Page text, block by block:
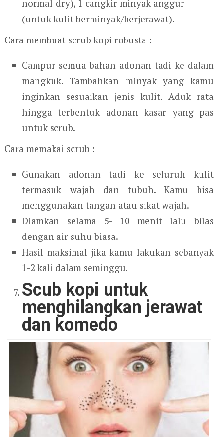
normal-dry), 1 cangkir minyak anggur
(untuk kulit berminyak/berjerawat).
Cara membuat scrub kopi robusta :
Campur semua bahan adonan tadi ke dalam
mangkuk. Tambahkan minyak yang kamu
inginkan sesuaikan jenis kulit. Aduk rata
hingga terbentuk adonan kasar yang pas
untuk scrub.
Cara memakai scrub :
Gunakan adonan tadi ke seluruh kulit
termasuk wajah dan tubuh. Kamu bisa
menggunakan tangan atau sikat wajah.
Diamkan selama 5- 10 menit lalu bilas
dengan air suhu biasa.
Hasil maksimal jika kamu lakukan sebanyak
1-2 kali dalam seminggu.
Scub kopi untuk
menghilangkan jerawat
dan komedo